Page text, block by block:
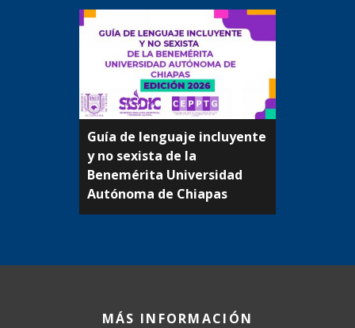
Guía de lenguaje incluyente
y no sexista de la
Beneméritа Universidad
Autónoma de Chiapas
MÁS INFORMACIÓN